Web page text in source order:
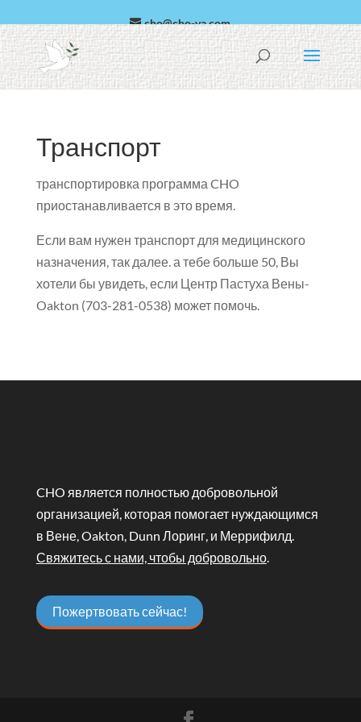
cho@cho-va.com
арабский
Español
Транспорт
транспортировка программа CHO
приостанавливается в это время.
Если вам нужен транспорт для медицинского
назначения, так далее. а тебе больше 50, Вы
хотели бы увидеть, если Центр Пастуха Вены-
Oakton (703-281-0538) может помочь.
CHO является полностью добровольной
организацией, которая помогает нуждающимся
в Вене, Oakton, Dunn Лоринг, и Меррифилд.
Свяжитесь с нами, чтобы добровольно.
Пожертвовать сейчас!